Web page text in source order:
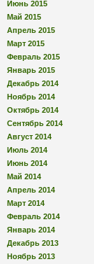
Июнь 2015
Май 2015
Апрель 2015
Март 2015
Февраль 2015
Январь 2015
Декабрь 2014
Ноябрь 2014
Октябрь 2014
Сентябрь 2014
Август 2014
Июль 2014
Июнь 2014
Май 2014
Апрель 2014
Март 2014
Февраль 2014
Январь 2014
Декабрь 2013
Ноябрь 2013